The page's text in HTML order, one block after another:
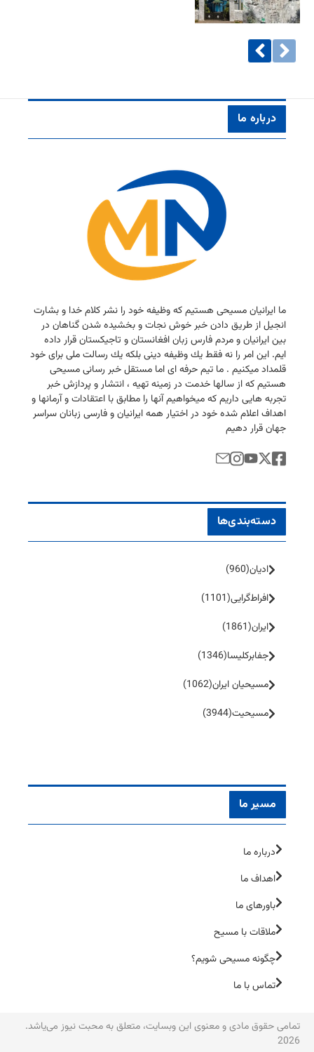
درباره ما
ما ایرانیان مسیحی هستیم كه وظیفه خود را نشر كلام خدا و بشارت
انجیل از طریق دادن خبر خوش نجات و بخشیده شدن گناهان در
بین ایرانیان و مردم فارس زبان افغانستان و تاجیكستان قرار داده
ایم. این امر را نه فقط یك وظیفه دینی بلكه یك رسالت ملی برای خود
قلمداد میكنیم . ما تیم حرفه ای اما مستقل خبر رسانی مسیحی
هستیم كه از سالها خدمت در زمینه تهیه ، انتشار و پردازش خبر
تجربه هایی داریم كه میخواهیم آنها را مطابق با اعتقادات و آرمانها و
اهداف اعلام شده خود در اختیار همه ایرانیان و فارسی زبانان سراسر
جهان قرار دهیم
دسته‌بندی‌ها
ادیان(960)
افراط‌گرایی(1101)
ایران(1861)
جفا‌بر‌کلیسا(1346)
مسیحیان ایران(1062)
مسیحیت(3944)
مسیر ما
درباره ما
اهداف ما
باورهای ما
ملاقات با مسیح
چگونه مسیحی شویم؟
تماس با ما
تمامی حقوق مادی و معنوی این وبسایت، متعلق به محبت نیوز می‌یاشد.
2026